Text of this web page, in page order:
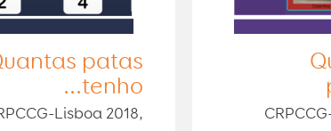
patas
tenho...
Lisboa 2018,